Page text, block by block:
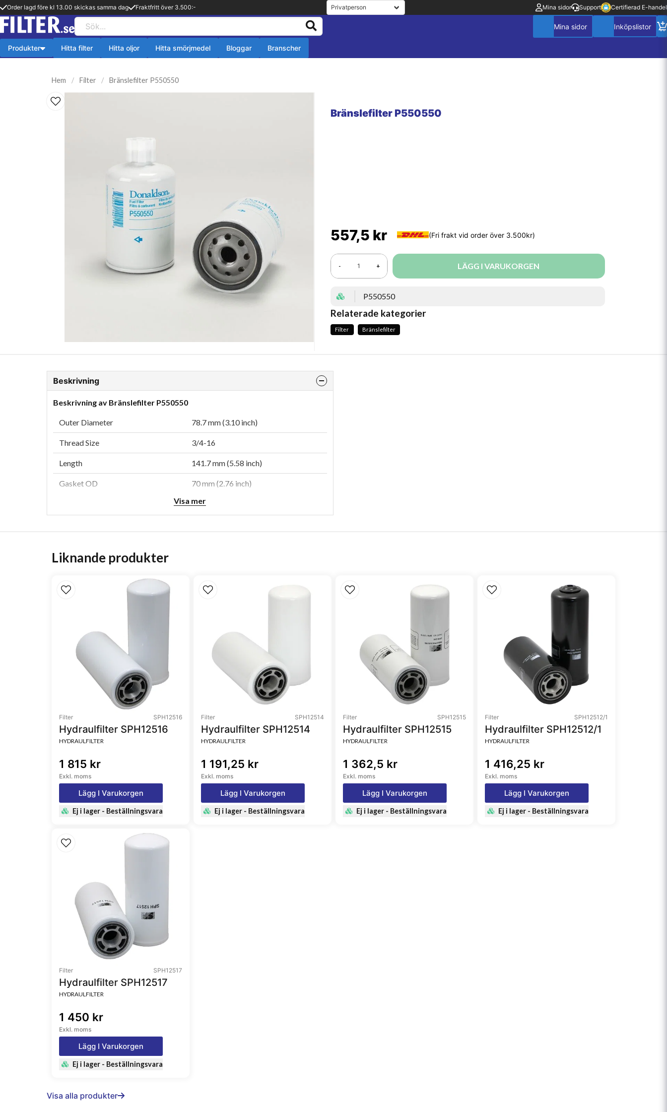
Order lagd före kl 13.00 skickas samma dag Fraktfritt över 3.500:- Mina sidor Support Certifierad E-handel
Produkter
Q8-Produkter
Motorolja lätta fordon
Fordonskem
Motorolja tunga fordon
Hitta filter Hitta oljor Hitta smörjmedel Bloggar Branscher
Hem Filter Bränslefilter P550550
Bränslefilter P550550
557,5 kr
- + LÄGG I VARUKORGEN
P550550
Relaterade kategorier
Filter Bränslefilter
Beskrivning
Beskrivning av Bränslefilter P550550
Outer Diameter 78.7 mm (3.10 inch)
Thread Size 3/4-16
Length 141.7 mm (5.58 inch)
Gasket OD 70 mm (2.76 inch)
62.5 mm (2.46 inch)
Emulsified H2O Efficiency
Collapse Burst 5.5 bar (80 psi)
Notes Not for Marine Applications
Visa mer
Liknande produkter
Filter SPH12516
Hydraulfilter SPH12516
HYDRAULFILTER
1 815 kr
Exkl. moms
Lägg I Varukorgen
Ej i lager - Beställningsvara
Filter SPH12514
Hydraulfilter SPH12514
HYDRAULFILTER
1 191,25 kr
Exkl. moms
Lägg I Varukorgen
Ej i lager - Beställningsvara
Filter SPH12515
Hydraulfilter SPH12515
HYDRAULFILTER
1 362,5 kr
Exkl. moms
Lägg I Varukorgen
Ej i lager - Beställningsvara
Filter SPH12512/1
Hydraulfilter SPH12512/1
HYDRAULFILTER
1 416,25 kr
Exkl. moms
Lägg I Varukorgen
Ej i lager - Beställningsvara
Filter SPH12517
Hydraulfilter SPH12517
HYDRAULFILTER
1 450 kr
Exkl. moms
Lägg I Varukorgen
Ej i lager - Beställningsvara
Visa alla produkter